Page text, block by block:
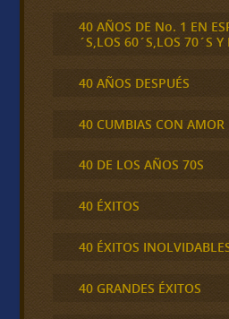
40 AÑOS DE No. 1 EN
´S,LOS 60´S,LOS 70´S Y
40 AÑOS DESPUÉS
40 CUMBIAS CON AMOR
40 DE LOS AÑOS 70S
40 ÉXITOS
40 ÉXITOS
40 GRANDES ÉXITOS